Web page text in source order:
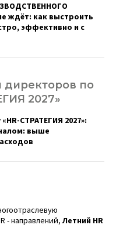
ждёт: как выстроить
эффективно и с
по
2027»
СТРАТЕГИЯ 2027»:
выше
- направлений,Летний HR